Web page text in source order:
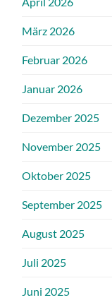
März 2026
Februar 2026
Januar 2026
Dezember 2025
November 2025
Oktober 2025
September 2025
August 2025
Juli 2025
Juni 2025